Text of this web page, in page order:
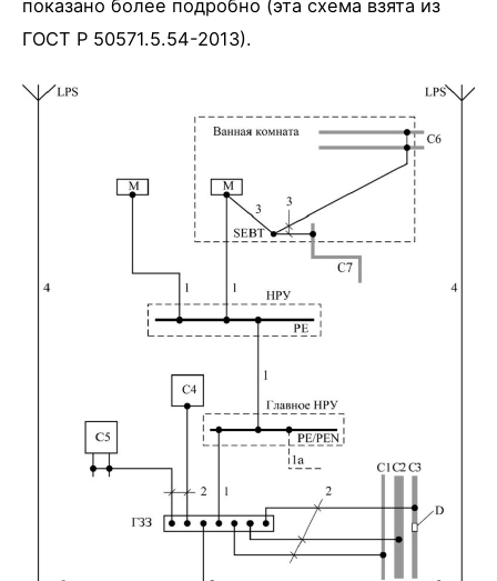
показано более подробно (эта схема взята из
ГОСТ Р 50571.5.54-2013).